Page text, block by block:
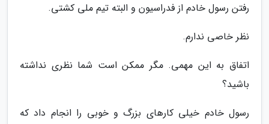
رفتن رسول خادم از فدراسیون و البته تیم ملی کشتی.
نظر خاصی ندارم.
اتفاق به این مهمی. مگر ممکن است شما نظری نداشته
باشید؟
رسول خادم خیلی کارهای بزرگ و خوبی را انجام داد که